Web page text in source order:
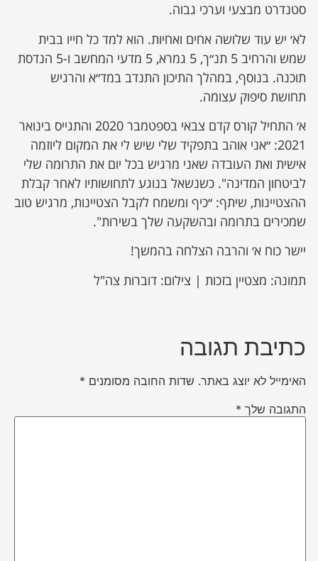
סטנדרט מבצעי וערכי גבוה.
לא׳ יש עוד שלושה אחים ואחיות. הוא למד כל חייו בבית
שמש והרחיב 5 תנ״ך, 5 גמרא, 5 מדעי המחשב ו-5 הנדסת
תוכנה. בנוסף, במהלך התיכון התנדב במד״א והרגיש
תחושת סיפוק עצומה.
א׳ התחיל קורס קדם צבאי בספטמבר 2020 והתגייס בינואר
2021: ״אני אוהב בתפקיד שלי שיש לי את המקום ליוזמה
אישית ואת העובדה שאני מרגיש בכל יום את התרומה שלי
לביטחון המדינה". כשנשאל בנוגע לתחושותיו לאחר קבלת
ההצטיינות, שיתף: ״כיף ומשמח לקבל הצטיינות, מרגיש טוב
שמכירים בתרומה ובהשקעה שלך בשירות".
יישר כוח א׳ והרבה הצלחה בהמשך!
תמונה: מצטיין בזכות | צילום: דוברות צה"ל
כתיבת תגובה
האימייל לא יוצג באתר. שדות החובה מסומנים *
התגובה שלך *